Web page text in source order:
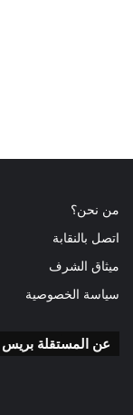
من نحن؟
اتصل بالنقابة
ميثاق الشرف
سياسة الخصوصية
عن المستقلة بريس